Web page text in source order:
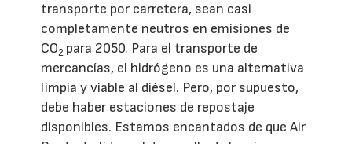
transporte por carretera, sean casi
completamente neutros en emisiones de
CO2 para 2050. Para el transporte de
mercancías, el hidrógeno es una alternativa
limpia y viable al diésel. Pero, por supuesto,
debe haber estaciones de repostaje
disponibles. Estamos encantados de que Air